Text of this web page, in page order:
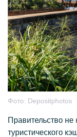
Фото: Depositphotos
Правительство
туристического